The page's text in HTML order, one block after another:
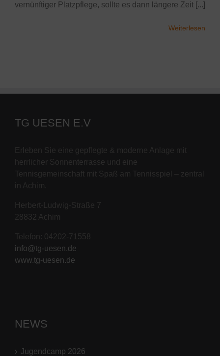
vernünftiger Platzpflege, sollte es dann längere Zeit [...]
Weiterlesen
TG UESEN E.V
Erleben Sie eine gepflegte & moderne Anlage mit
herrlicher Sonnenterrasse und eine
Tennisgemeinschaft mit Spaß am Tennisspiel – zentral
in Achim.
Herbert-Ludwig-Straße 7
28832 Achim
Telefon: 04202-71558
info@tg-uesen.de
www.tg-uesen.de
NEWS
Jugendcamp 2026